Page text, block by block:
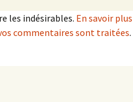
les indésirables. En savoir plus
commentaires sont traitées.